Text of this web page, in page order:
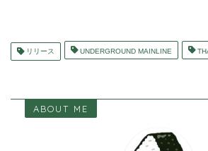
リリース UNDERGROUND MAINLINE
ABOUT ME